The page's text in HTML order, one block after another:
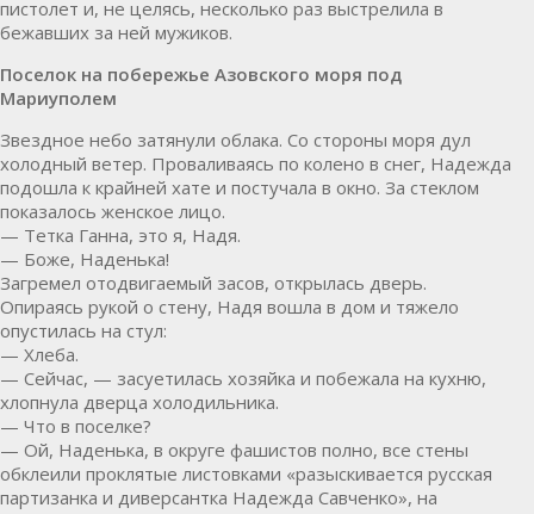
пистолет и, не целясь, несколько раз выстрелила в
бежавших за ней мужиков.
Поселок на побережье Азовского моря под
Мариуполем
Звездное небо затянули облака. Со стороны моря дул
холодный ветер. Проваливаясь по колено в снег, Надежда
подошла к крайней хате и постучала в окно. За стеклом
показалось женское лицо.
— Тетка Ганна, это я, Надя.
— Боже, Наденька!
Загремел отодвигаемый засов, открылась дверь.
Опираясь рукой о стену, Надя вошла в дом и тяжело
опустилась на стул:
— Хлеба.
— Сейчас, — засуетилась хозяйка и побежала на кухню,
хлопнула дверца холодильника.
— Что в поселке?
— Ой, Наденька, в округе фашистов полно, все стены
обклеили проклятые листовками «разыскивается русская
партизанка и диверсантка Надежда Савченко», на